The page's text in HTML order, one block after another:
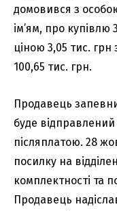
домовився з
ім’ям, про купівлю
ціною 3,05 тис.
100,65 тис. грн.
Продавець
буде
післяплатою. 28
посилку на
комплектності та
Продавець